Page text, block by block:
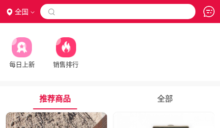
全国 
每日上新 销售排行
推荐商品 全部